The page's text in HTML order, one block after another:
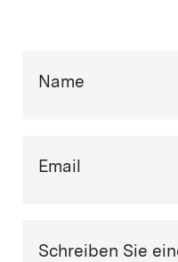
Name
Email
Schreiben Sie